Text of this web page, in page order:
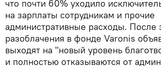
что почти 60% уходило
на зарплаты сотрудникам и прочие
административные расходы. После
разоблачения в фонде Varonis
выходят на "новый уровень
и полностью отказываются от